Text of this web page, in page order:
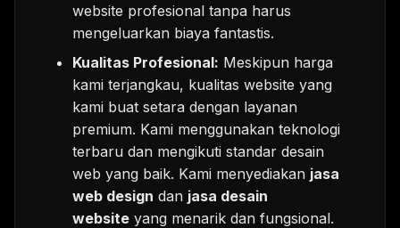
website profesional tanpa harus
mengeluarkan biaya fantastis.
Kualitas Profesional: Meskipun harga
kami terjangkau, kualitas website yang
kami buat setara dengan layanan
premium. Kami menggunakan teknologi
terbaru dan mengikuti standar desain
web yang baik. Kami menyediakan jasa
web design dan jasa desain
website yang menarik dan fungsional.